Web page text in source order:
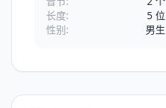
长度:
5 位
性别:
男生